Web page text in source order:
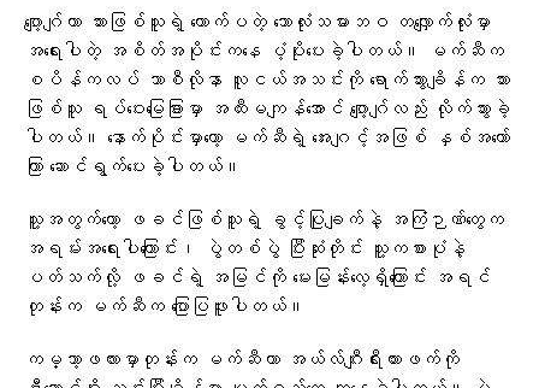
ဂျော့ဂျ်ဟာ သားဖြစ်သူရဲ့ တောက်ပတဲ့ ဘောလုံးသမားဘဝ တလျှောက်လုံးမှာ
အရေးပါတဲ့ အစိတ်အပိုင်းကနေ ပံ့ပိုးပေးခဲ့ပါတယ်။ မက်ဆီက
စပိန်ကလပ် ဘာစီလိုနာ လူငယ်အသင်းကို ရောက်သွားချိန်က သား
ဖြစ်သူ ရပ်ဝေးမြေခြားမှာ အထီးမကျန်အောင် ဂျော့ဂျ်လည်း လိုက်သွားခဲ့
ပါတယ်။ နောက်ပိုင်းမှာတော့ မက်ဆီရဲ့ အေးဂျင့်အဖြစ် နှစ်အတော်
ကြာ ဆောင်ရွက်ပေးခဲ့ပါတယ်။
သူ့အတွက်တော့ ဖခင်ဖြစ်သူရဲ့ ခွင့်ပြုချက်နဲ့ အကြံဉာဏ်တွေက
အရမ်းအရေးပါကြောင်း၊ ပွဲတစ်ပွဲ ပြီးဆုံးတိုင်း သူ့ကစားပုံနဲ့
ပတ်သက်လို့ ဖခင်ရဲ့ အမြင်ကို မေးမြန်းလေ့ရှိကြောင်း အရင်
တုန်းက မက်ဆီက ပြောပြဖူးပါတယ်။
ကမ္ဘာ့ဖလားမှာတုန်းက မက်ဆီဟာ အယ်လ်ဂျီးရီးယားဖက်ကို